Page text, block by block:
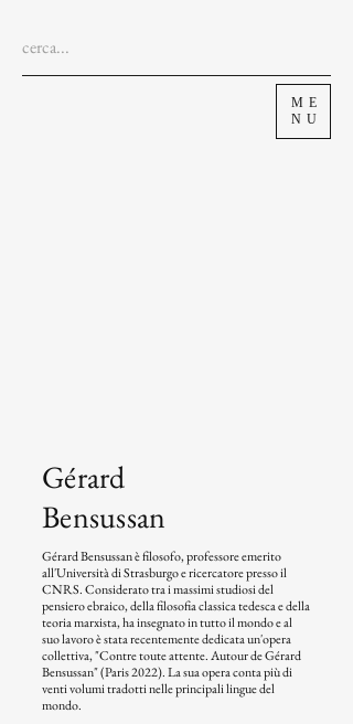
ME
NU
Gérard
Bensussan
Gérard Bensussan è filosofo, professore emerito
all'Università di Strasburgo e ricercatore presso il
CNRS. Considerato tra i massimi studiosi del
pensiero ebraico, della filosofia classica tedesca e della
teoria marxista, ha insegnato in tutto il mondo e al
suo lavoro è stata recentemente dedicata un'opera
collettiva, "Contre toute attente. Autour de Gérard
Bensussan" (Paris 2022). La sua opera conta più di
venti volumi tradotti nelle principali lingue del
mondo.